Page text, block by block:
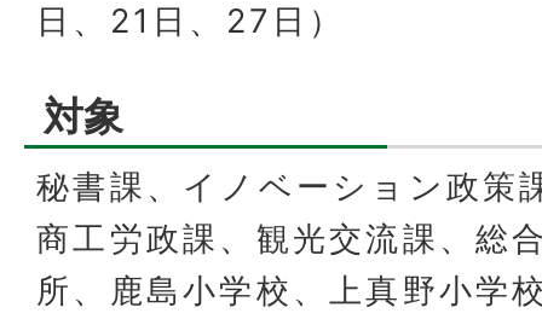
日、21日、27日）
対象
秘書課、イノベーション政策
商工労政課、観光交流課、総
所、鹿島小学校、上真野小学